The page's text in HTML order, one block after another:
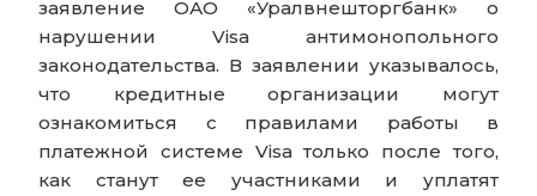
заявление ОАО «Уралвнешторгбанк» о
нарушении Visa антимонопольного
законодательства. В заявлении указывалось,
что кредитные организации могут
ознакомиться с правилами работы в
платежной системе Visa только после того,
как станут ее участниками и уплатят